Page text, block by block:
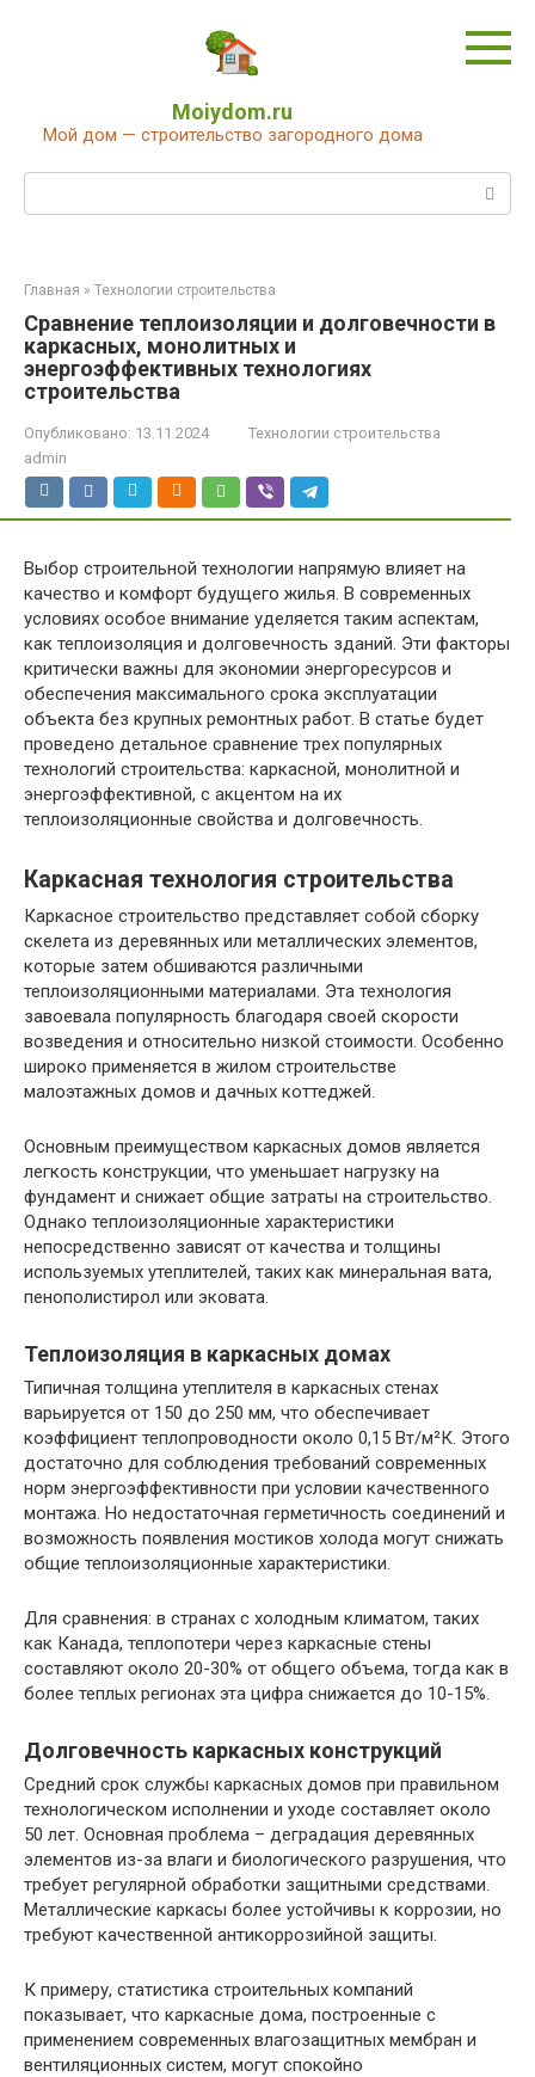
Moiydom.ru
Мой дом — строительство загородного дома
Главная » Технологии строительства
Сравнение теплоизоляции и долговечности в
каркасных, монолитных и
энергоэффективных технологиях
строительства
Опубликовано: 13.11.2024
Технологии строительства
admin
Выбор строительной технологии напрямую влияет на
качество и комфорт будущего жилья. В современных
условиях особое внимание уделяется таким аспектам,
как теплоизоляция и долговечность зданий. Эти факторы
критически важны для экономии энергоресурсов и
обеспечения максимального срока эксплуатации
объекта без крупных ремонтных работ. В статье будет
проведено детальное сравнение трех популярных
технологий строительства: каркасной, монолитной и
энергоэффективной, с акцентом на их
теплоизоляционные свойства и долговечность.
Каркасная технология строительства
Каркасное строительство представляет собой сборку
скелета из деревянных или металлических элементов,
которые затем обшиваются различными
теплоизоляционными материалами. Эта технология
завоевала популярность благодаря своей скорости
возведения и относительно низкой стоимости. Особенно
широко применяется в жилом строительстве
малоэтажных домов и дачных коттеджей.
Основным преимуществом каркасных домов является
легкость конструкции, что уменьшает нагрузку на
фундамент и снижает общие затраты на строительство.
Однако теплоизоляционные характеристики
непосредственно зависят от качества и толщины
используемых утеплителей, таких как минеральная вата,
пенополистирол или эковата.
Теплоизоляция в каркасных домах
Типичная толщина утеплителя в каркасных стенах
варьируется от 150 до 250 мм, что обеспечивает
коэффициент теплопроводности около 0,15 Вт/м²К. Этого
достаточно для соблюдения требований современных
норм энергоэффективности при условии качественного
монтажа. Но недостаточная герметичность соединений и
возможность появления мостиков холода могут снижать
общие теплоизоляционные характеристики.
Для сравнения: в странах с холодным климатом, таких
как Канада, теплопотери через каркасные стены
составляют около 20-30% от общего объема, тогда как в
более теплых регионах эта цифра снижается до 10-15%.
Долговечность каркасных конструкций
Средний срок службы каркасных домов при правильном
технологическом исполнении и уходе составляет около
50 лет. Основная проблема – деградация деревянных
элементов из-за влаги и биологического разрушения, что
требует регулярной обработки защитными средствами.
Металлические каркасы более устойчивы к коррозии, но
требуют качественной антикоррозийной защиты.
К примеру, статистика строительных компаний
показывает, что каркасные дома, построенные с
применением современных влагозащитных мембран и
вентиляционных систем, могут спокойно